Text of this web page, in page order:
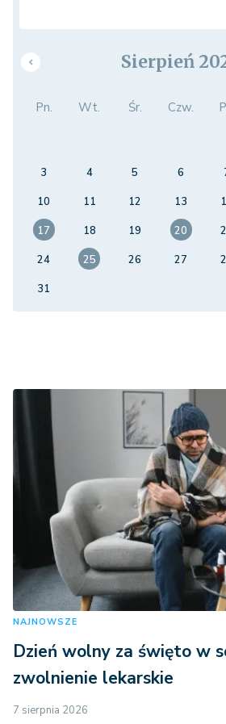
Sierpień
Pn. Wt. Śr. Czw.
3
4 5 6
10
11 12 13
17
18 19 20
24
25 26 27
31
NAJNOWSZE
Dzień wolny za święto w
zwolnienie lekarskie
7 sierpnia 2026